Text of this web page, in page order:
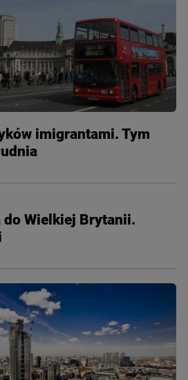
imigrantami. Tym
Wielkiej Brytanii.